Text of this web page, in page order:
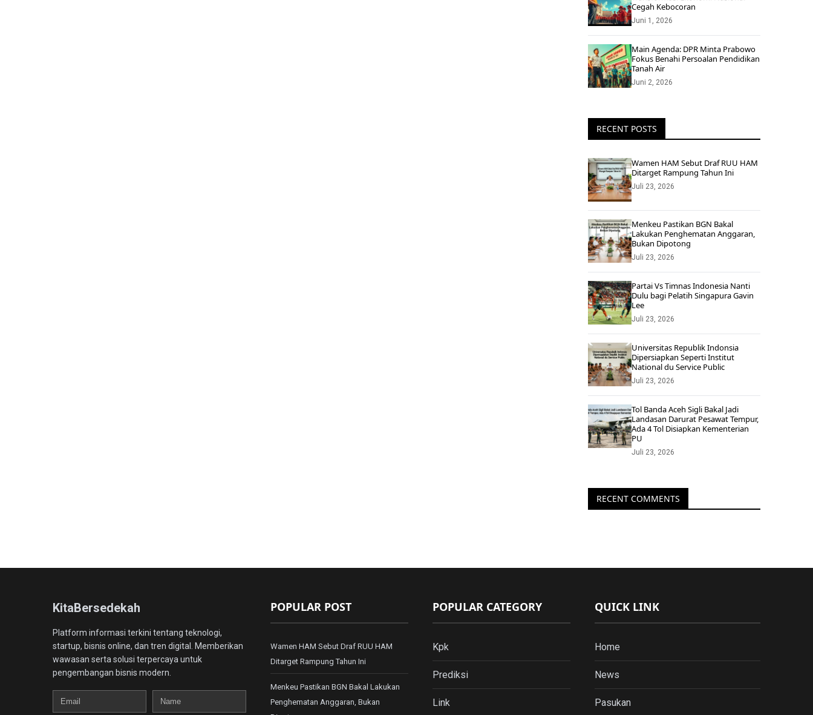
Cegah Kebocoran
Juni 1, 2026
Main Agenda: DPR Minta Prabowo
Fokus Benahi Persoalan Pendidikan
Tanah Air
Juni 2, 2026
RECENT POSTS
Wamen HAM Sebut Draf RUU HAM
Ditarget Rampung Tahun Ini
Juli 23, 2026
Menkeu Pastikan BGN Bakal
Lakukan Penghematan Anggaran,
Bukan Dipotong
Juli 23, 2026
Partai Vs Timnas Indonesia Nanti
Dulu bagi Pelatih Singapura Gavin
Lee
Juli 23, 2026
Universitas Republik Indonsia
Dipersiapkan Seperti Institut
National du Service Public
Juli 23, 2026
Tol Banda Aceh Sigli Bakal Jadi
Landasan Darurat Pesawat Tempur,
Ada 4 Tol Disiapkan Kementerian
PU
Juli 23, 2026
RECENT COMMENTS
KitaBersedekah
Platform informasi terkini tentang teknologi,
startup, bisnis online, dan tren digital. Memberikan
wawasan serta solusi terpercaya untuk
pengembangan bisnis modern.
Email
Name
POPULAR POST
Wamen HAM Sebut Draf RUU HAM
Ditarget Rampung Tahun Ini
Menkeu Pastikan BGN Bakal Lakukan
Penghematan Anggaran, Bukan
POPULAR CATEGORY
Kpk
Prediksi
Link
QUICK LINK
Home
News
Pasukan